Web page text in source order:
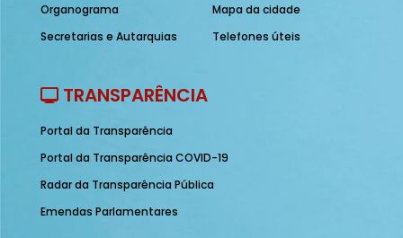
Organograma
Secretarias e Autarquias
Mapa da cidade
Telefones úteis
TRANSPARÊNCIA
Portal da Transparência
Portal da Transparência COVID-19
Radar da Transparência Pública
Emendas Parlamentares